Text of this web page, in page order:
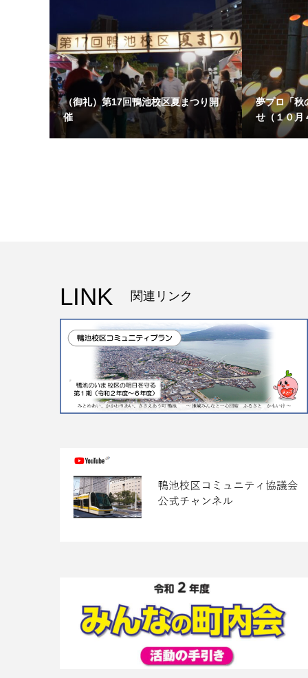
（御礼）第17回鴨池校区夏まつり開
催
夢プロ「秋
せ（１０月
LINK 関連リンク